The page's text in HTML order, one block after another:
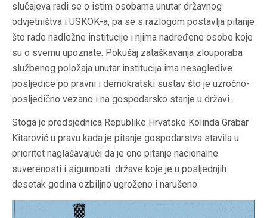
slučajeva radi se o istim osobama unutar državnog
odvjetništva i USKOK-a, pa se s razlogom postavlja pitanje
što rade nadležne institucije i njima nadređene osobe koje
su o svemu upoznate. Pokušaj zataškavanja zlouporaba
službenog položaja unutar institucija ima nesagledive
posljedice po pravni i demokratski sustav što je uzročno-
posljedično vezano i na gospodarsko stanje u državi .
Stoga je predsjednica Republike Hrvatske Kolinda Grabar
Kitarović u pravu kada je pitanje gospodarstva stavila u
prioritet naglašavajući da je ono pitanje nacionalne
suverenosti i sigurnosti države koje je u posljednjih
desetak godina ozbiljno ugroženo i narušeno.